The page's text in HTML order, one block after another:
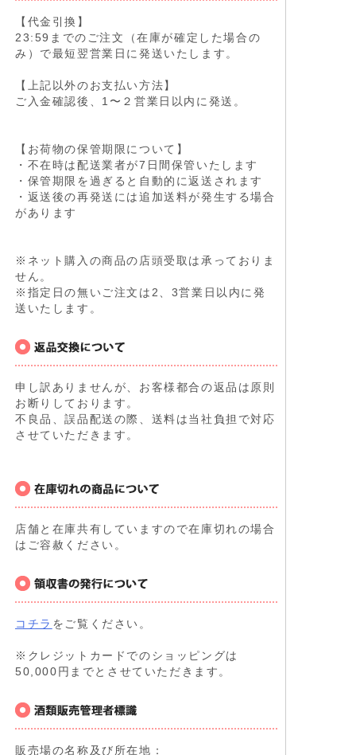
【代金引換】
23:59までのご注文（在庫が確定した場合の
み）で最短翌営業日に発送いたします。
【上記以外のお支払い方法】
ご入金確認後、1〜２営業日以内に発送。
【お荷物の保管期限について】
・不在時は配送業者が7日間保管いたします
・保管期限を過ぎると自動的に返送されます
・返送後の再発送には追加送料が発生する場合
があります
※ネット購入の商品の店頭受取は承っておりま
せん。
※指定日の無いご注文は2、3営業日以内に発
送いたします。
申し訳ありませんが、お客様都合の返品は原則
お断りしております。
不良品、誤品配送の際、送料は当社負担で対応
させていただきます。
店舗と在庫共有していますので在庫切れの場合
はご容赦ください。
コチラ をご覧ください。
※クレジットカードでのショッピングは
50,000円までとさせていただきます。
販売場の名称及び所在地：